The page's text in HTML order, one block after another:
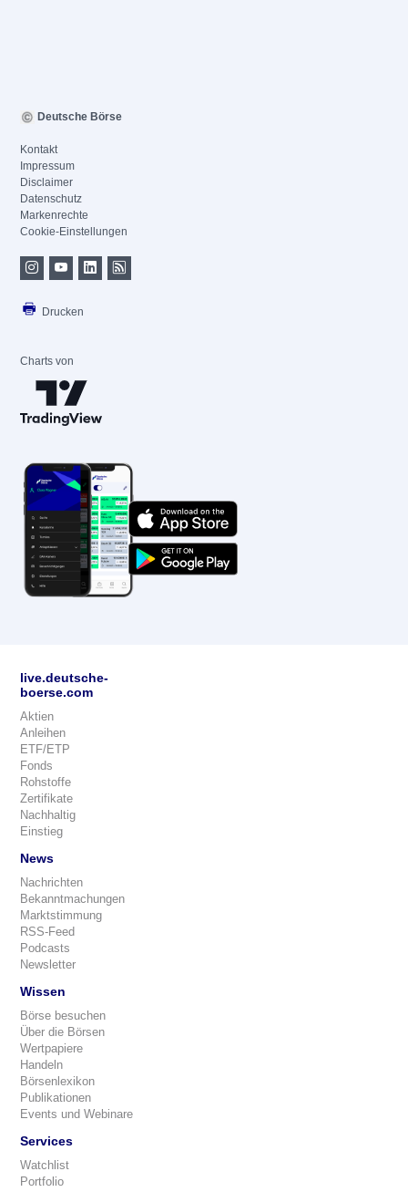
Deutsche Börse
Kontakt
Impressum
Disclaimer
Datenschutz
Markenrechte
Cookie-Einstellungen
Drucken
Charts von
live.deutsche-
boerse.com
Aktien
Anleihen
ETF/ETP
Fonds
Rohstoffe
Zertifikate
Nachhaltig
Einstieg
News
Nachrichten
Bekanntmachungen
Marktstimmung
RSS-Feed
Podcasts
Newsletter
Wissen
Börse besuchen
Über die Börsen
Wertpapiere
Handeln
Börsenlexikon
Publikationen
Events und Webinare
Services
Watchlist
Portfolio